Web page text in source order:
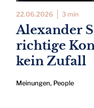
22.06.2026 3 min
Alexander
richtige
kein Zufall
Meinungen, People